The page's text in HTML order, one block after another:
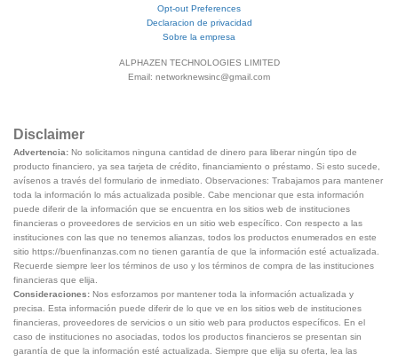
Opt-out Preferences
Declaracion de privacidad
Sobre la empresa
ALPHAZEN TECHNOLOGIES LIMITED
Email: networknewsinc@gmail.com
Disclaimer
Advertencia: No solicitamos ninguna cantidad de dinero para liberar ningún tipo de
producto financiero, ya sea tarjeta de crédito, financiamiento o préstamo. Si esto sucede,
avísenos a través del formulario de inmediato. Observaciones: Trabajamos para mantener
toda la información lo más actualizada posible. Cabe mencionar que esta información
puede diferir de la información que se encuentra en los sitios web de instituciones
financieras o proveedores de servicios en un sitio web específico. Con respecto a las
instituciones con las que no tenemos alianzas, todos los productos enumerados en este
sitio https://buenfinanzas.com no tienen garantía de que la información esté actualizada.
Recuerde siempre leer los términos de uso y los términos de compra de las instituciones
financieras que elija.
Consideraciones: Nos esforzamos por mantener toda la información actualizada y
precisa. Esta información puede diferir de lo que ve en los sitios web de instituciones
financieras, proveedores de servicios o un sitio web para productos específicos. En el
caso de instituciones no asociadas, todos los productos financieros se presentan sin
garantía de que la información esté actualizada. Siempre que elija su oferta, lea las